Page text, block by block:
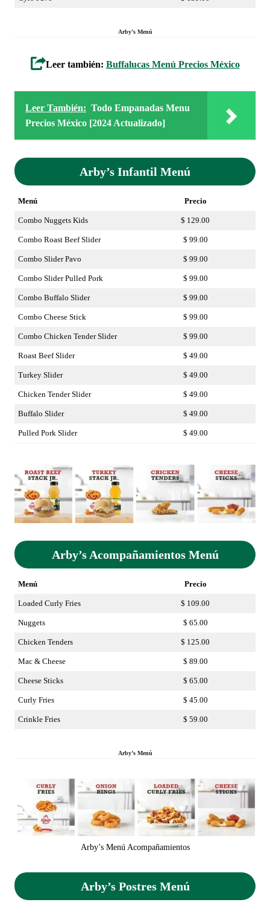
Arby’s Menú
Leer también: Buffalucas Menú Precios México
Leer También: Todo Empanadas Menu
Precios México [2024 Actualizado]
Arby’s Infantil Menú
Menú Precio
Combo Nuggets Kids $ 129.00
Combo Roast Beef Slider $ 99.00
Combo Slider Pavo $ 99.00
Combo Slider Pulled Pork $ 99.00
Combo Buffalo Slider $ 99.00
Combo Cheese Stick $ 99.00
Combo Chicken Tender Slider $ 99.00
Roast Beef Slider $ 49.00
Turkey Slider $ 49.00
Chicken Tender Slider $ 49.00
Buffalo Slider $ 49.00
Pulled Pork Slider $ 49.00
Arby’s Acompañamientos Menú
Menú Precio
Loaded Curly Fries $ 109.00
Nuggets $ 65.00
Chicken Tenders $ 125.00
Mac & Cheese $ 89.00
Cheese Sticks $ 65.00
Curly Fries $ 45.00
Crinkle Fries $ 59.00
Arby’s Menú
Arby’s Menú Acompañamientos
Arby’s Postres Menú